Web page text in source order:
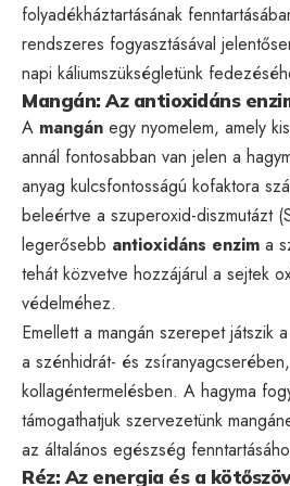
folyadékháztartásának
rendszeres fogyasztásával
napi káliumszükségletünk
Mangán: Az antioxidáns
A mangán egy nyomelem, amely
annál fontosabban van jelen a
anyag kulcsfontosságú kofaktora
beleértve a szuperoxid-diszmutázt
legerősebb antioxidáns enzim a
tehát közvetve hozzájárul a sejtek
védelméhez.
Emellett a mangán szerepet játszik
a szénhidrát- és
kollagéntermelésben. A hagyma
támogathatjuk szervezetünk
az általános egészség
Réz: Az energia és a